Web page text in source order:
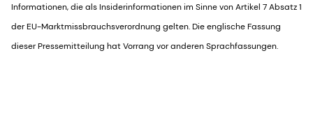
Informationen, die als Insiderinformationen im Sinne von Artikel 7 Absatz 1
der EU-Marktmissbrauchsverordnung gelten. Die englische Fassung
dieser Pressemitteilung hat Vorrang vor anderen Sprachfassungen.